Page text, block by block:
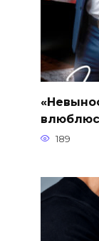
189